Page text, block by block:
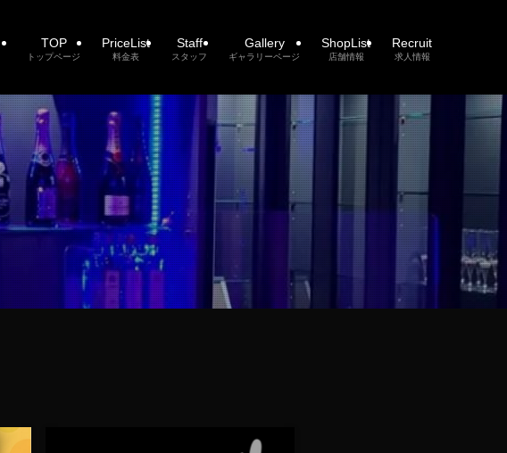
TOP
トップページ
PriceList
料金表
Staff
スタッフ
Gallery
ギャラリーページ
ShopList
店舗情報
Recruit
求人情報